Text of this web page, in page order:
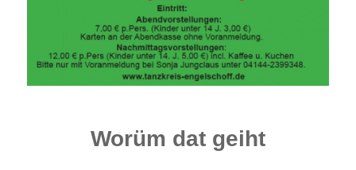
Worüm dat geiht